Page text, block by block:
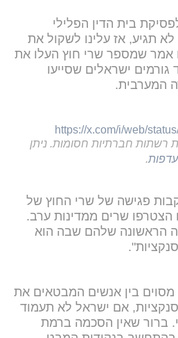
בית הדין הפלילי
לא תגיע, אז עלינו לשקול את
אמר שמספר שרי חוץ העלו את
ישראלים שסייעו
המערבית.
https://x.com/i/web/
רשתות חברתיות חסומות. ניתן
.
פגישה של שרי החוץ של
הצטרפו שרים ממדינות ערב.
הראשונה שלהם שבה הוא
מסוים בין אנשים המבטאים את
אם ישראל לא תעמוד
ברור שאין הסכמה ברמת